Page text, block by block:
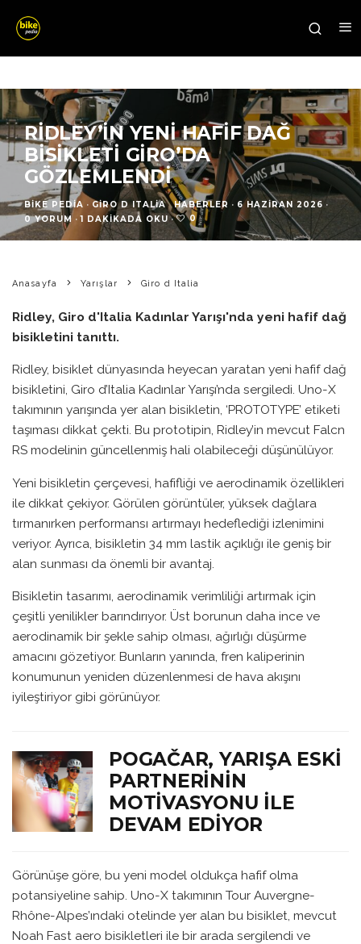
RIDLEY’IN YENI HAFIF DAĞ
BISIKLETI GIRO’DA
GÖZLEMLENDI
BIKE PEDIA · GIRO D ITALIA HABERLER · 6 HAZIRAN 2026 ·
0 YORUM · 1 DAKIKADA OKU · 0
Anasayfa Yarışlar Giro d Italia
Ridley, Giro d'Italia Kadınlar Yarışı'nda yeni hafif dağ
bisikletini tanıttı.
Ridley, bisiklet dünyasında heyecan yaratan yeni hafif dağ
bisikletini, Giro d’Italia Kadınlar Yarışı’nda sergiledi. Uno-X
takımının yarışında yer alan bisikletin, ‘PROTOTYPE’ etiketi
taşıması dikkat çekti. Bu prototipin, Ridley’in mevcut Falcn
RS modelinin güncellenmiş hali olabileceği düşünülüyor.
Yeni bisikletin çerçevesi, hafifliği ve aerodinamik özellikleri
ile dikkat çekiyor. Görülen görüntüler, yüksek dağlara
tırmanırken performansı artırmayı hedeflediği izlenimini
veriyor. Ayrıca, bisikletin 34 mm lastik açıklığı ile geniş bir
alan sunması da önemli bir avantaj.
Bisikletin tasarımı, aerodinamik verimliliği artırmak için
çeşitli yenilikler barındırıyor. Üst borunun daha ince ve
aerodinamik bir şekle sahip olması, ağırlığı düşürme
amacını gözetiyor. Bunların yanında, fren kaliperinin
konumunun yeniden düzenlenmesi de hava akışını
iyileştiriyor gibi görünüyor.
POGAČAR, YARIŞA ESKI
PARTNERININ
MOTIVASYONU ILE
DEVAM EDIYOR
Görünüşe göre, bu yeni model oldukça hafif olma
potansiyeline sahip. Uno-X takımının Tour Auvergne-
Rhône-Alpes’ındaki otelinde yer alan bu bisiklet, mevcut
Noah Fast aero bisikletleri ile bir arada sergilendi ve